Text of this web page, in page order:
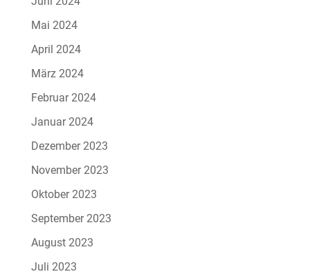
Mai 2024
April 2024
März 2024
Februar 2024
Januar 2024
Dezember 2023
November 2023
Oktober 2023
September 2023
August 2023
Juli 2023